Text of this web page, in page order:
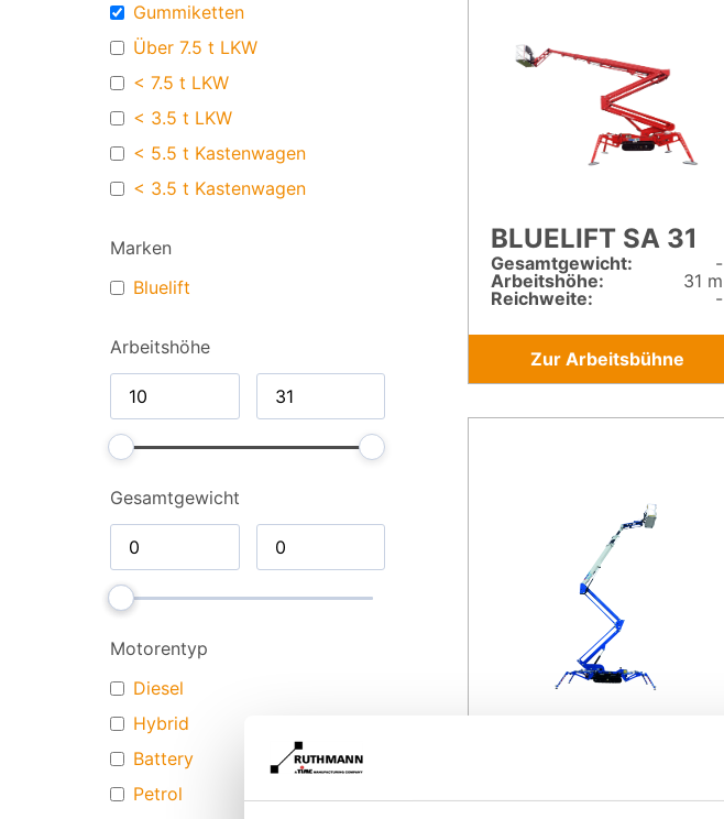
Gummiketten
Über 7.5 t LKW
< 7.5 t LKW
< 3.5 t LKW
< 5.5 t Kastenwagen
< 3.5 t Kastenwagen
Marken
Bluelift
Arbeitshöhe
Gesamt­gewicht
Motorentyp
Diesel
Hybrid
Battery
Petrol
BLUELIFT SA 31
Gesamt­gewicht:
-
Arbeitshöhe:
31 m
Reichweite:
-
Zur Arbeitsbühne